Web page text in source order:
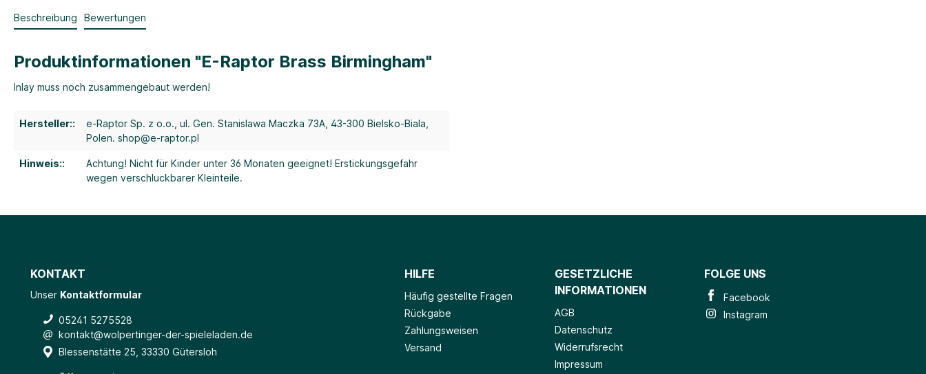
Beschreibung Bewertungen
Produktinformationen "E-Raptor Brass Birmingham"
Inlay muss noch zusammengebaut werden!
Hersteller::
e-Raptor Sp. z o.o., ul. Gen. Stanislawa Maczka 73A, 43-300 Bielsko-Biala,
Polen. shop@e-raptor.pl
Hinweis::
Achtung! Nicht für Kinder unter 36 Monaten geeignet! Erstickungsgefahr
wegen verschluckbarer Kleinteile.
KONTAKT
Unser Kontaktformular
05241 5275528
kontakt@wolpertinger-der-spieleladen.de
Blessenstätte 25, 33330 Gütersloh
HILFE
Häufig gestellte Fragen
Rückgabe
Zahlungsweisen
Versand
GESETZLICHE
INFORMATIONEN
AGB
Datenschutz
Widerrufsrecht
Impressum
FOLGE UNS
Facebook
Instagram